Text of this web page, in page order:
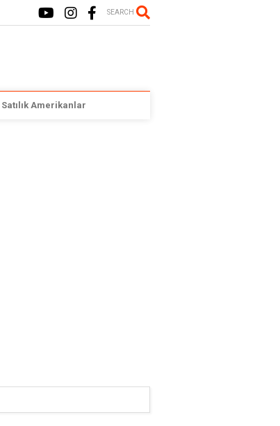
SEARCH
Satılık Amerikanlar